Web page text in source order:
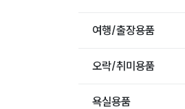
여행/출장용품
오락/취미용품
욕실용품